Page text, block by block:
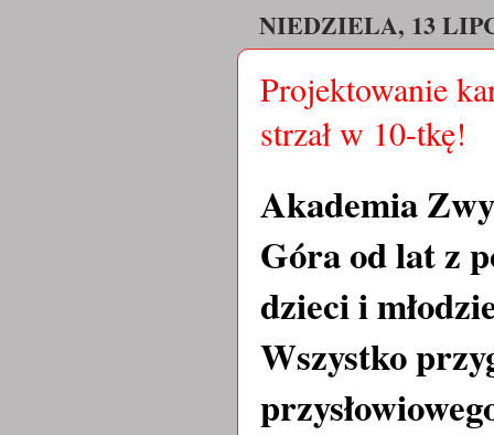
NIEDZIELA, 13
Projektowanie
strzał w 10-tkę!
Akademia
Góra od lat z
dzieci i
Wszystko